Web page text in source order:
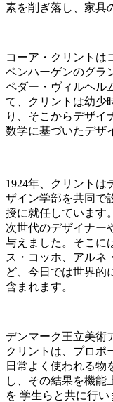
素を削ぎ落し、家具
コーア・クリントは
ペンハーゲンのグラ
ペダー・ヴィルヘル
て、クリントは幼少
り、そこからデザイ
数学に基づいたデザ
1924年、クリント
ザイン学部を共同で
授に就任しています
次世代のデザイナー
与えました。そこに
ス・コッホ、アルネ
ど、今日では世界的
含まれます。
デンマーク王立美術
クリントは、プロポ
日常よく使われる物
し、その結果を機能
を 学生らと共に行い